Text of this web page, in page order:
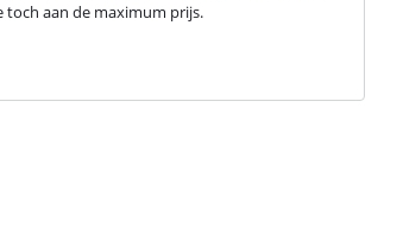
toch aan de maximum prijs.